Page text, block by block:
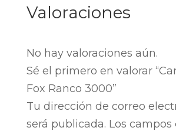
Valoraciones
No hay valoraciones aún.
Sé el primero en valorar
Fox Ranco 3000”
Tu dirección de correo
será publicada. Los